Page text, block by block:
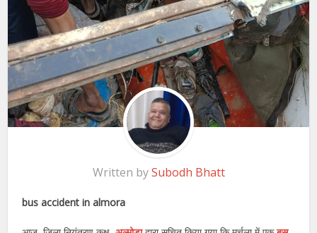
Written bySubodh Bhatt
bus accident in almora